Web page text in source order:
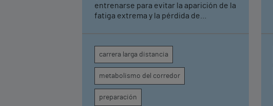
entrenarse para evitar la aparición de la
fatiga extrema y la pérdida de
y alteraciones tiroideas, que junto a la
hidratación insuficiente o un descanso
deficiente pueden comprometer la
respuesta metabólica del corredor Los
hospitales Vithas Valencia Turia, Vithas
Valencia 9 de Octubre y Vithas Valencia
carrera larga distancia
metabolismo del corredor
preparación